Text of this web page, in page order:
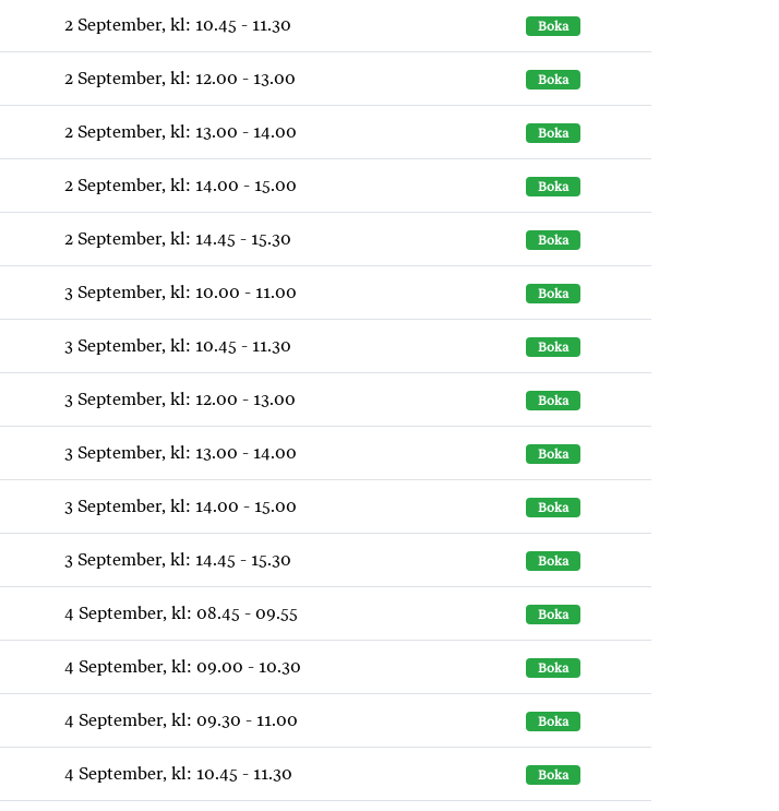
2 September, kl: 10.45 - 11.30 Boka
2 September, kl: 12.00 - 13.00 Boka
2 September, kl: 13.00 - 14.00 Boka
2 September, kl: 14.00 - 15.00 Boka
2 September, kl: 14.45 - 15.30 Boka
3 September, kl: 10.00 - 11.00 Boka
3 September, kl: 10.45 - 11.30 Boka
3 September, kl: 12.00 - 13.00 Boka
3 September, kl: 13.00 - 14.00 Boka
3 September, kl: 14.00 - 15.00 Boka
3 September, kl: 14.45 - 15.30 Boka
4 September, kl: 08.45 - 09.55 Boka
4 September, kl: 09.00 - 10.30 Boka
4 September, kl: 09.30 - 11.00 Boka
4 September, kl: 10.45 - 11.30 Boka